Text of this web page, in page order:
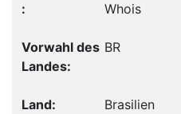
Whois
BR
Brasilien